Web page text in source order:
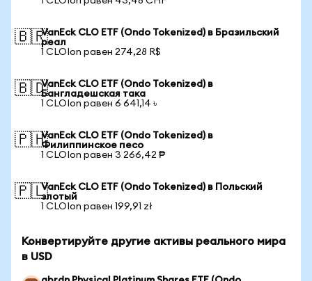
🇧🇷VanEck CLO ETF (Ondo Tokenized) в Бразильский
реал
1 CLOIon равен 274,28 R$
🇧🇩VanEck CLO ETF (Ondo Tokenized) в
Бангладешская така
1 CLOIon равен 6 641,14 ৳
🇵🇭VanEck CLO ETF (Ondo Tokenized) в
Филиппинское песо
1 CLOIon равен 3 266,42 ₱
🇵🇱VanEck CLO ETF (Ondo Tokenized) в Польский
злотый
1 CLOIon равен 199,91 zł
Конвертируйте другие активы реального мира
в USD